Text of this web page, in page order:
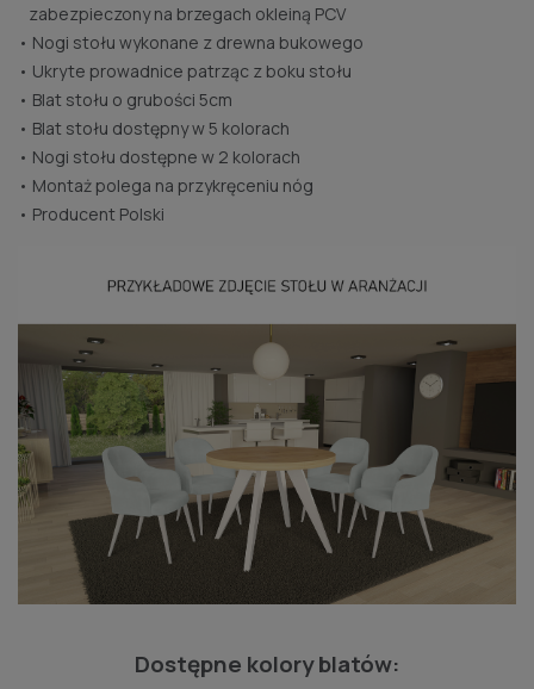
zabezpieczony na brzegach okleiną PCV
• Nogi stołu wykonane z drewna bukowego
• Ukryte prowadnice patrząc z boku stołu
• Blat stołu o grubości 5cm
• Blat stołu dostępny w 5 kolorach
• Nogi stołu dostępne w 2 kolorach
• Montaż polega na przykręceniu nóg
• Producent Polski
Dostępne kolory blatów: